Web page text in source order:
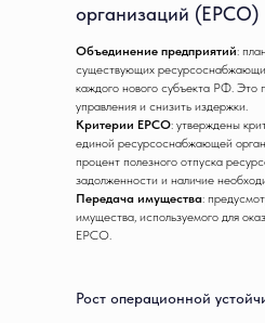
организаций (ЕРСО)
Объединение предприятий:
существующих
каждого нового субъекта РФ. Это
управления и снизить издержки.
Критерии ЕРСО: утверждены
единой ресурсоснабжающей
процент полезного отпуска
задолженности и наличие
Передача имущества:
имущества, используемого для
ЕРСО.
Рост операционной